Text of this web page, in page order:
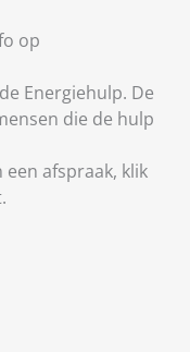
op
Energiehulp. De
die de hulp
afspraak, klik